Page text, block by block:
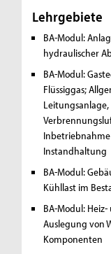
Lehrgebiete
BA-Modul:
hydraulischer
BA-Modul:
Flüssiggas;
Instandhaltung
BA-Modul:
Kühllast im
BA-Modul:
Auslegung von
Komponenten